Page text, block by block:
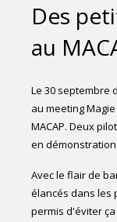
Des
au
Le 30 septembre
au meeting
MACAP. Deux
en
Avec le flair de
élancés dans les
permis d'éviter ça